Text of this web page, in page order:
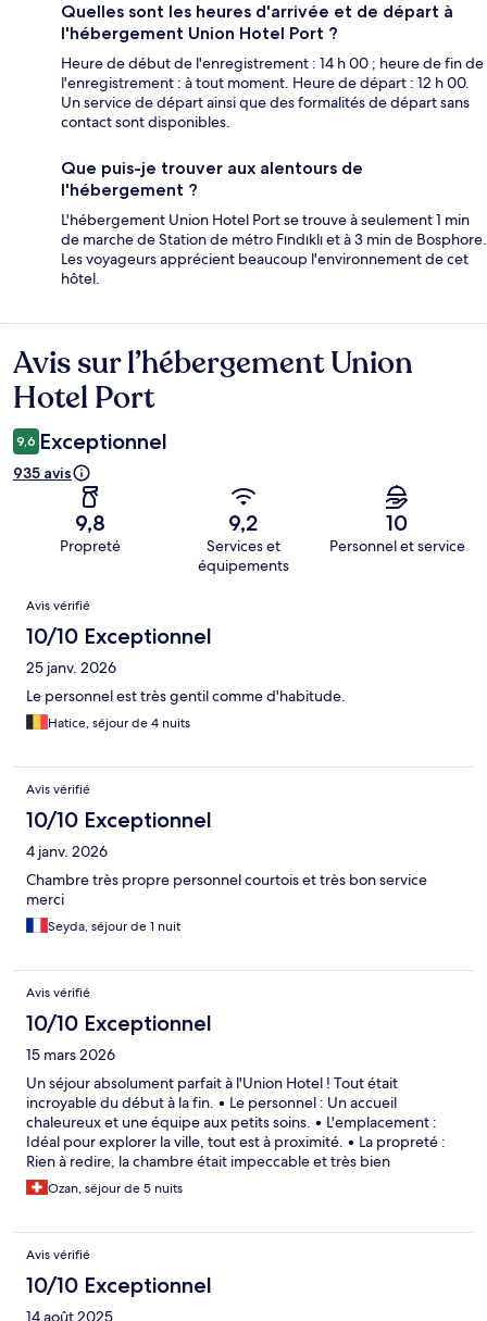
Quelles sont les heures d'arrivée et de départ à
l'hébergement Union Hotel Port ?
Heure de début de l'enregistrement : 14 h 00 ; heure de fin de
l'enregistrement : à tout moment. Heure de départ : 12 h 00.
Un service de départ ainsi que des formalités de départ sans
contact sont disponibles.
Que puis-je trouver aux alentours de
l'hébergement ?
L'hébergement Union Hotel Port se trouve à seulement 1 min
de marche de Station de métro Fındıklı et à 3 min de Bosphore.
Les voyageurs apprécient beaucoup l'environnement de cet
hôtel.
Avis
Avis sur l’hébergement Union
Hotel Port
9,6 Exceptionnel
935 avis
9,8
Propreté
9,2
Services et
équipements
10
Personnel et service
Avis
Avis vérifié
10/10 Exceptionnel
25 janv. 2026
Le personnel est très gentil comme d'habitude.
Hatice, séjour de 4 nuits
Avis vérifié
10/10 Exceptionnel
4 janv. 2026
Chambre très propre personnel courtois et très bon service
merci
Seyda, séjour de 1 nuit
Avis vérifié
10/10 Exceptionnel
15 mars 2026
Un séjour absolument parfait à l'Union Hotel ! Tout était
incroyable du début à la fin. • Le personnel : Un accueil
chaleureux et une équipe aux petits soins. • L'emplacement :
Idéal pour explorer la ville, tout est à proximité. • La propreté :
Rien à redire, la chambre était impeccable et très bien
entretenue. Je recommande vivement cet établissement et j'y
retournerai sans hésiter
Ozan, séjour de 5 nuits
Avis vérifié
10/10 Exceptionnel
14 août 2025